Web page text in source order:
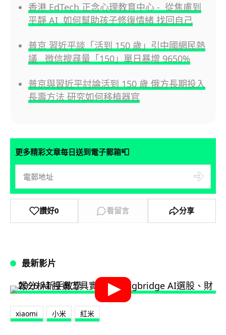
香港 EdTech 正念心理教育中心 - 從焦慮到
平靜 AI 如何幫助孩子修復情緒 找回自己
普京 習近平談「活到 150 歲」引中國網民熱
議 微信搜尋量「150」單日暴增 9650%
普京與習近平討論活到 150 歲 俄方長期投入
長壽方法 研究如何移植器官
更多精彩文章每日送到電子郵箱📮
讚好0 看留言 分享
最新影片
xiaomi 小米 紅米